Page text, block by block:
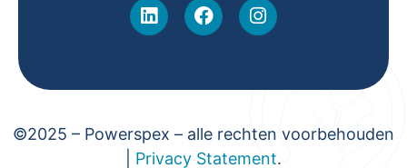
©2025 – Powerspex – alle rechten voorbehouden
Privacy Statement.